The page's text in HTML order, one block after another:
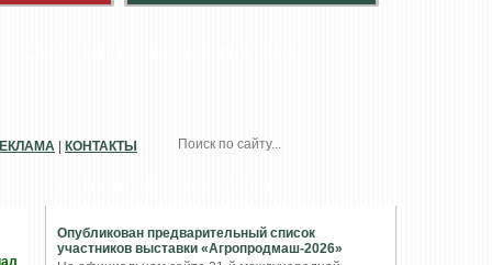
Опубликован предварительный список
участников выставки «Агропродмаш-2026»
КОНТАКТЫ